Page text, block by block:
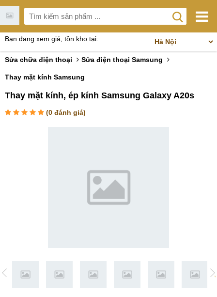
Bạn đang xem giá, tồn kho tại:
Sửa chữa điện thoại Sửa điện thoại Samsung
Thay mặt kính Samsung
Thay mặt kính, ép kính Samsung Galaxy A20s
(0 đánh giá)